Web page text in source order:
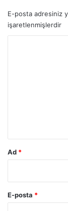
E-posta adresiniz
işaretlenmişlerdir
Ad *
E-posta *